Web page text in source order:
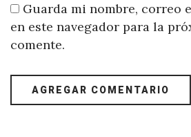
Guarda mi nombre, correo
en este navegador para la
comente.